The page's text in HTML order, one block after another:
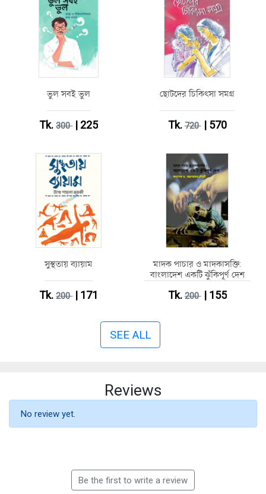
ভুল সবই ভুল
Tk.300| 225
ছোটদের চিকিৎসা সমগ্র
Tk.720| 570
সুস্থতায় ব্যায়াম
Tk.200| 171
মাদক পাচার ও মাদকাসক্তি:
বাংলাদেশ একটি ঝুঁকিপূর্ণ দেশ
Tk.200| 155
SEE ALL
Reviews
No review yet.
Be the first to write a review